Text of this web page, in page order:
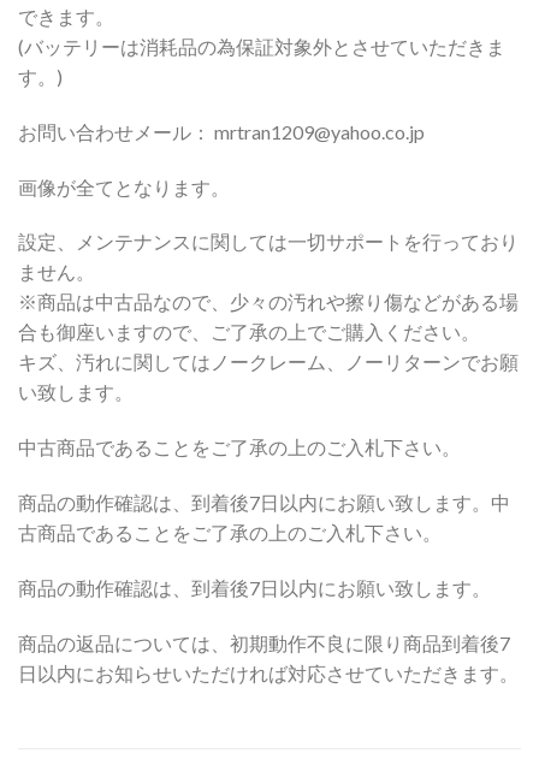
できます。
(バッテリーは消耗品の為保証対象外とさせていただきま
す。)
お問い合わせメール： mrtran1209@yahoo.co.jp
画像が全てとなります。
設定、メンテナンスに関しては一切サポートを行っており
ません。
※商品は中古品なので、少々の汚れや擦り傷などがある場
合も御座いますので、ご了承の上でご購入ください。
キズ、汚れに関してはノークレーム、ノーリターンでお願
い致します。
中古商品であることをご了承の上のご入札下さい。
商品の動作確認は、到着後7日以内にお願い致します。中
古商品であることをご了承の上のご入札下さい。
商品の動作確認は、到着後7日以内にお願い致します。
商品の返品については、初期動作不良に限り商品到着後7
日以内にお知らせいただければ対応させていただきます。